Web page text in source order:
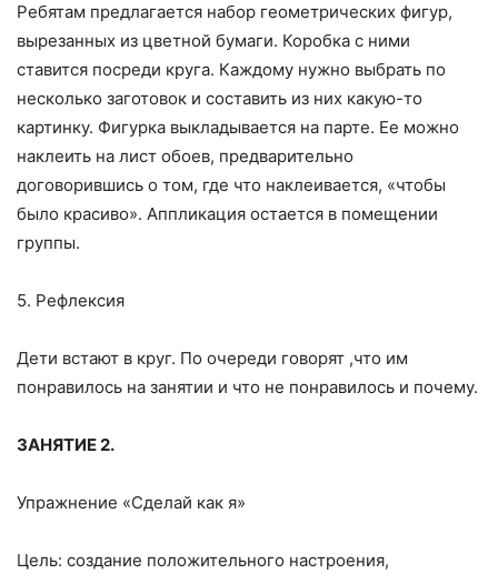
Ребятам предлагается набор геометрических фигур,
вырезанных из цветной бумаги. Коробка с ними
ставится посреди круга. Каждому нужно выбрать по
несколько заготовок и составить из них какую-то
картинку. Фигурка выкладывается на парте. Ее можно
наклеить на лист обоев, предварительно
договорившись о том, где что наклеивается, «чтобы
было красиво». Аппликация остается в помещении
группы.
5. Рефлексия
Дети встают в круг. По очереди говорят ,что им
понравилось на занятии и что не понравилось и почему.
ЗАНЯТИЕ 2.
Упражнение «Сделай как я»
Цель: создание положительного настроения,